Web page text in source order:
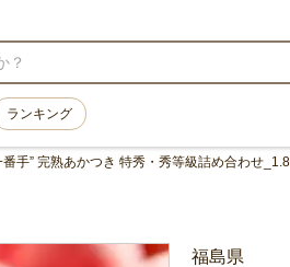
ランキング
番手” 完熟あかつき 特秀・秀等級詰め合わせ
福島県